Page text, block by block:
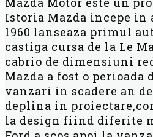
Istoria Mazda incepe
1960 lanseaza primul
castiga cursa de la Le
cabrio de dimensiuni
Mazda a fost o
vanzari in scadere an
deplina in
la design fiind diferite